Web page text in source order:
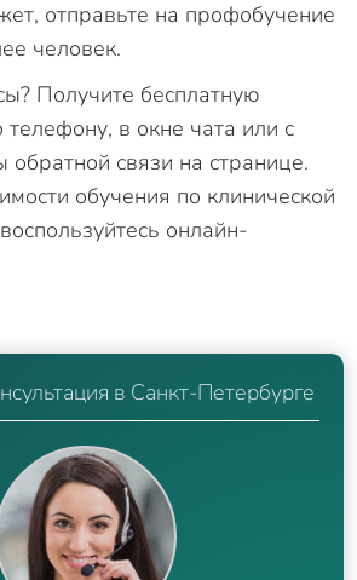
отправьте на профобучение
человек.
Получите бесплатную
телефону, в окне чата или с
связи на странице.
обучения по клинической
онлайн-
в Санкт-Петербурге